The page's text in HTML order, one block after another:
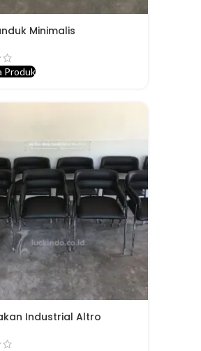
Minimalis
Produk
Industrial Altro